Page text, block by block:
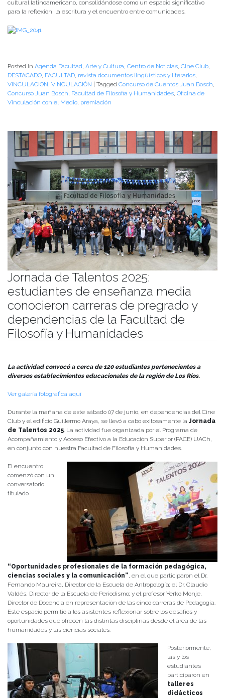
cultural latinoamericano, consolidándose como un espacio significativo
para la reflexión, la escritura y el encuentro entre comunidades.
Posted in Agenda Facultad Arte y Cultura Centro de Noticias Cine Club
DESTACADO FACULTAD revista documentos lingüísticos y literarios
VINCULACION VINCULACIÓN | Tagged Concurso de Cuentos Juan Bosch
Concurso Juan Bosch Facultad de Filosofia y Humanidades Oficina de
Vinculación con el Medio premiación
Jornada de Talentos 2025:
estudiantes de enseñanza media
conocieron carreras de pregrado y
dependencias de la Facultad de
Filosofía y Humanidades
La actividad convocó a cerca de 120 estudiantes pertenecientes a
diversos establecimientos educacionales de la región de Los Ríos.
Ver galería fotográfica aquí
Durante la mañana de este sábado 07 de junio, en dependencias del Cine
Club y el edificio Guillermo Araya, se llevó a cabo exitosamente la Jornada
de Talentos 2025. La actividad fue organizada por el Programa de
Acompañamiento y Acceso Efectivo a la Educación Superior (PACE) UACh,
en conjunto con nuestra Facultad de Filosofía y Humanidades.
El encuentro
comenzó con un
conversatorio
titulado
“Oportunidades profesionales de la formación pedagógica,
ciencias sociales y la comunicación”, en el que participaron el Dr.
Fernando Maureira, Director de la Escuela de Antropología; el Dr. Claudio
Valdés, Director de la Escuela de Periodismo; y el profesor Yerko Monje,
Director de Docencia en representación de las cinco carreras de Pedagogía.
Este espacio permitió a los asistentes reflexionar sobre los desafíos y
oportunidades que ofrecen las distintas disciplinas desde el área de las
humanidades y las ciencias sociales.
Posteriormente,
las y los
estudiantes
participaron en
talleres
didácticos